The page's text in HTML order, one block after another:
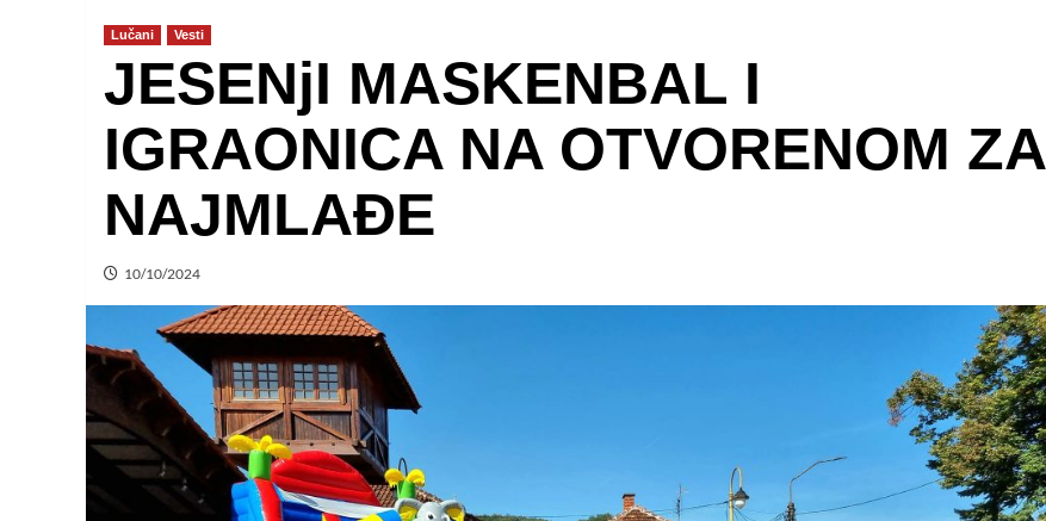
Lučani Vesti
JESENjI MASKENBAL I
IGRAONICA NA OTVORENOM ZA
NAJMLAĐE
10/10/2024